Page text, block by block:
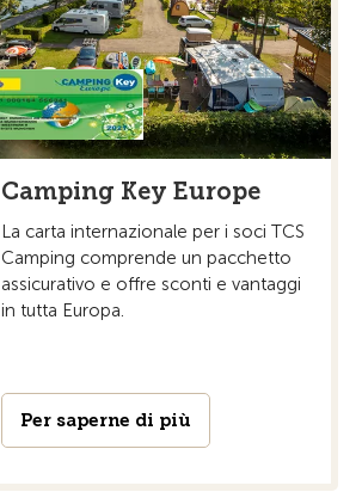
Camping Key Europe
La carta internazionale per i soci TCS
Camping comprende un pacchetto
assicurativo e offre sconti e vantaggi
in tutta Europa.
Per saperne di più